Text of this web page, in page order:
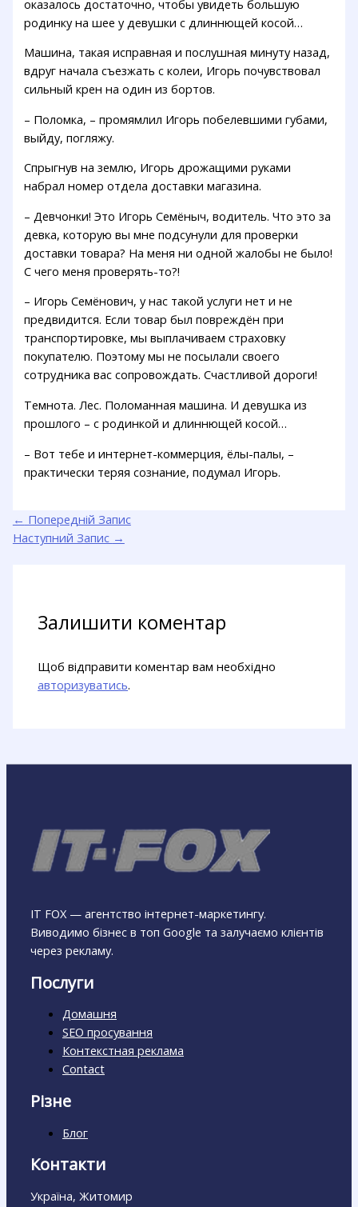
оказалось достаточно, чтобы увидеть большую
родинку на шее у девушки с длиннющей косой…
Машина, такая исправная и послушная минуту назад,
вдруг начала съезжать с колеи, Игорь почувствовал
сильный крен на один из бортов.
– Поломка, – промямлил Игорь побелевшими губами,
выйду, погляжу.
Спрыгнув на землю, Игорь дрожащими руками
набрал номер отдела доставки магазина.
– Девчонки! Это Игорь Семёныч, водитель. Что это за
девка, которую вы мне подсунули для проверки
доставки товара? На меня ни одной жалобы не было!
С чего меня проверять-то?!
– Игорь Семёнович, у нас такой услуги нет и не
предвидится. Если товар был повреждён при
транспортировке, мы выплачиваем страховку
покупателю. Поэтому мы не посылали своего
сотрудника вас сопровождать. Счастливой дороги!
Темнота. Лес. Поломанная машина. И девушка из
прошлого – с родинкой и длиннющей косой…
– Вот тебе и интернет-коммерция, ёлы-палы, –
практически теряя сознание, подумал Игорь.
← Попередній Запис
Наступний Запис →
Залишити коментар
Щоб відправити коментар вам необхідно
авторизуватись.
IT FOX — агентство інтернет-маркетингу.
Виводимо бізнес в топ Google та залучаємо клієнтів
через рекламу.
Послуги
Домашня
SEO просування
Контекстная реклама
Contact
Різне
Блог
Контакти
Україна, Житомир